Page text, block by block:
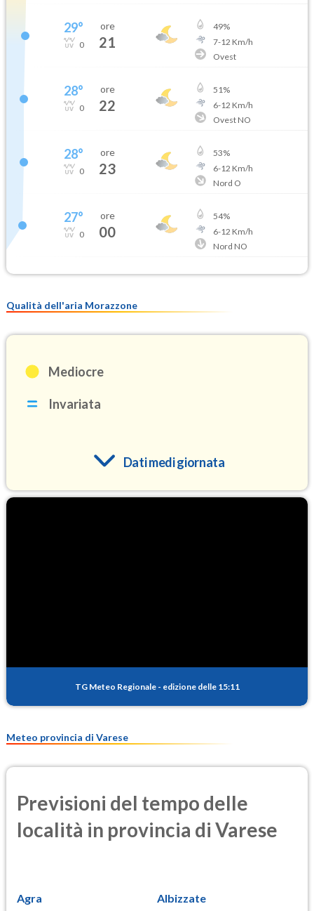
29°
0
ore
21
49%
7-12 Km/h
Ovest
28°
0
ore
22
51%
6-12 Km/h
Ovest NO
28°
0
ore
23
53%
6-12 Km/h
Nord O
27°
0
ore
00
54%
6-12 Km/h
Nord NO
Qualità dell'aria Morazzone
Mediocre
Invariata
Dati medi giornata
PM25
TG Meteo Regionale - edizione delle 15:11
Meteo provincia di Varese
Previsioni del tempo delle
località in provincia di Varese
Agra Albizzate